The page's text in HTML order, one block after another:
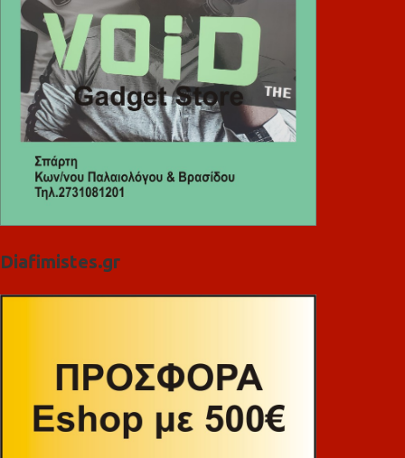
Diafimistes.gr